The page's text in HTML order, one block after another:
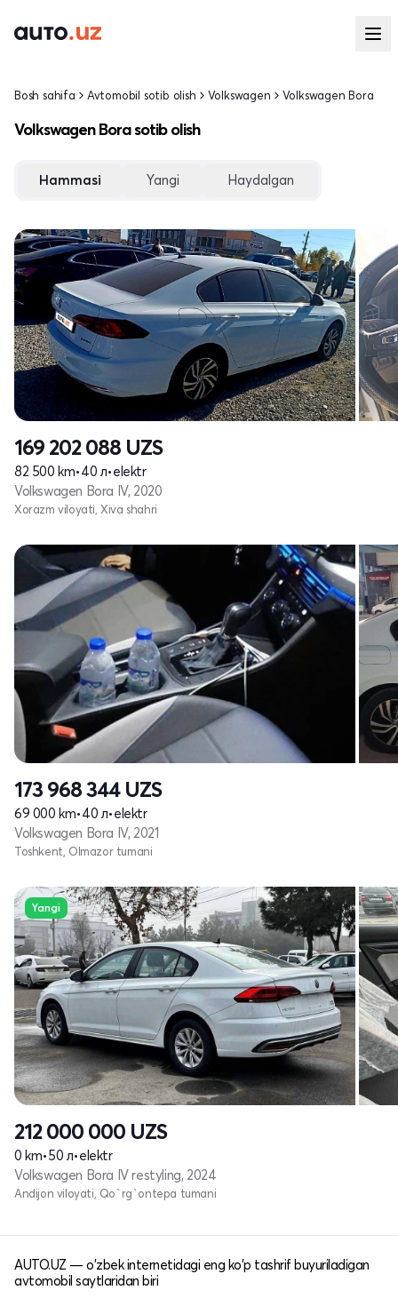
Bosh sahifa Avtomobil sotib olish Volkswagen Volkswagen Bora
Volkswagen Bora sotib olish
Hammasi Yangi Haydalgan
169 202 088 UZS
82 500 km•40 л•elektr
Volkswagen Bora IV, 2020
Xorazm viloyati, Xiva shahri
173 968 344 UZS
69 000 km•40 л•elektr
Volkswagen Bora IV, 2021
Toshkent, Olmazor tumani
Yangi
212 000 000 UZS
0 km•50 л•elektr
Volkswagen Bora IV restyling, 2024
Andijon viloyati, Qo`rg`ontepa tumani
AUTO.UZ — o'zbek internetidagi eng ko'p tashrif buyuriladigan
avtomobil saytlaridan biri